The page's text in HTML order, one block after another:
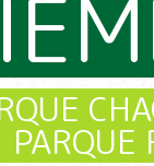
PARQUE